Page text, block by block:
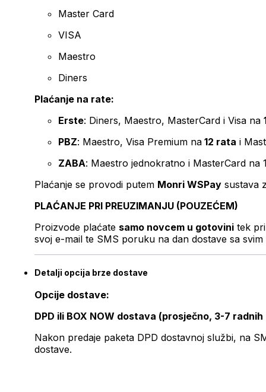
Master Card
VISA
Maestro
Diners
Plaćanje na rate:
Erste: Diners, Maestro, MasterCard i Visa na
PBZ: Maestro, Visa Premium na 12 rata i
ZABA: Maestro jednokratno i MasterCard na
Plaćanje se provodi putem Monri WSPay sustava
PLAĆANJE PRI PREUZIMANJU (POUZEĆEM)
Proizvode plaćate samo novcem u gotovini tek
svoj e-mail te SMS poruku na dan dostave sa svim
Detalji opcija brze dostave
Opcije dostave:
DPD ili BOX NOW dostava (prosječno, 3-7 radnih
Nakon predaje paketa DPD dostavnoj službi, na
dostave.